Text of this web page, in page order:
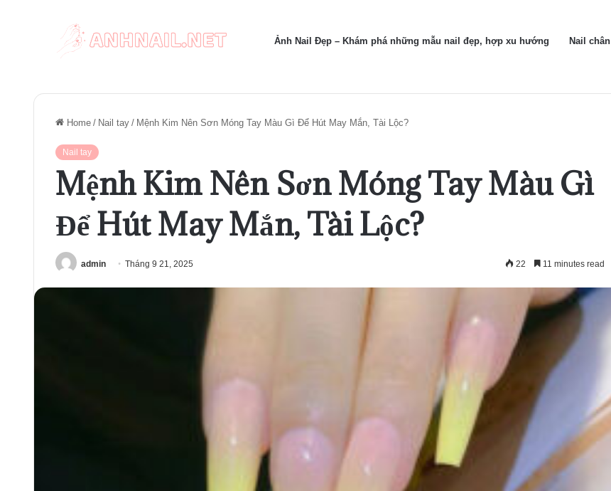
Ảnh Nail Đẹp – Khám phá những mẫu nail đẹp, hợp xu hướng Nail chân
Home / Nail tay / Mệnh Kim Nên Sơn Móng Tay Màu Gì Để Hút May Mắn, Tài Lộc?
Nail tay
Mệnh Kim Nên Sơn Móng Tay Màu Gì
Để Hút May Mắn, Tài Lộc?
admin Tháng 9 21, 2025 22 11 minutes read